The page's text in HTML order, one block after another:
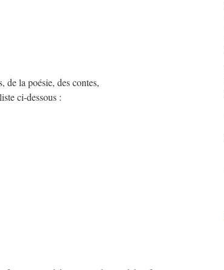
de la poésie, des contes,
ci-dessous :